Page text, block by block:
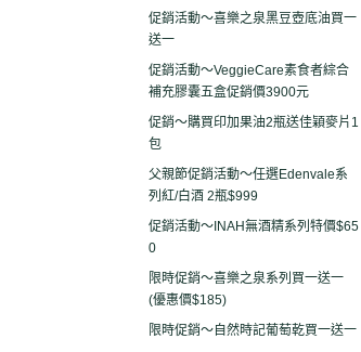
促銷活動～喜樂之泉黑豆壺底油買一
送一
促銷活動～VeggieCare素食者綜合
補充膠囊五盒促銷價3900元
促銷～購買印加果油2瓶送佳穎麥片1
包
父親節促銷活動～任選Edenvale系
列紅/白酒 2瓶$999
促銷活動～INAH無酒精系列特價$65
0
限時促銷～喜樂之泉系列買一送一
(優惠價$185)
限時促銷～自然時記葡萄乾買一送一